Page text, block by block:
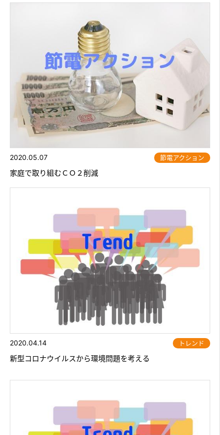
2020.05.07 節電アクション
家庭で取り組むＣＯ２削減
2020.04.14 トレンド
新型コロナウイルスから環境問題を考える